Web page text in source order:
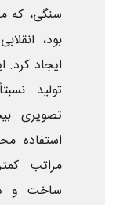
سنگی، که
بود،
ایجاد کرد.
تولید
تصویری
استفاده
مراتب
ساخت و